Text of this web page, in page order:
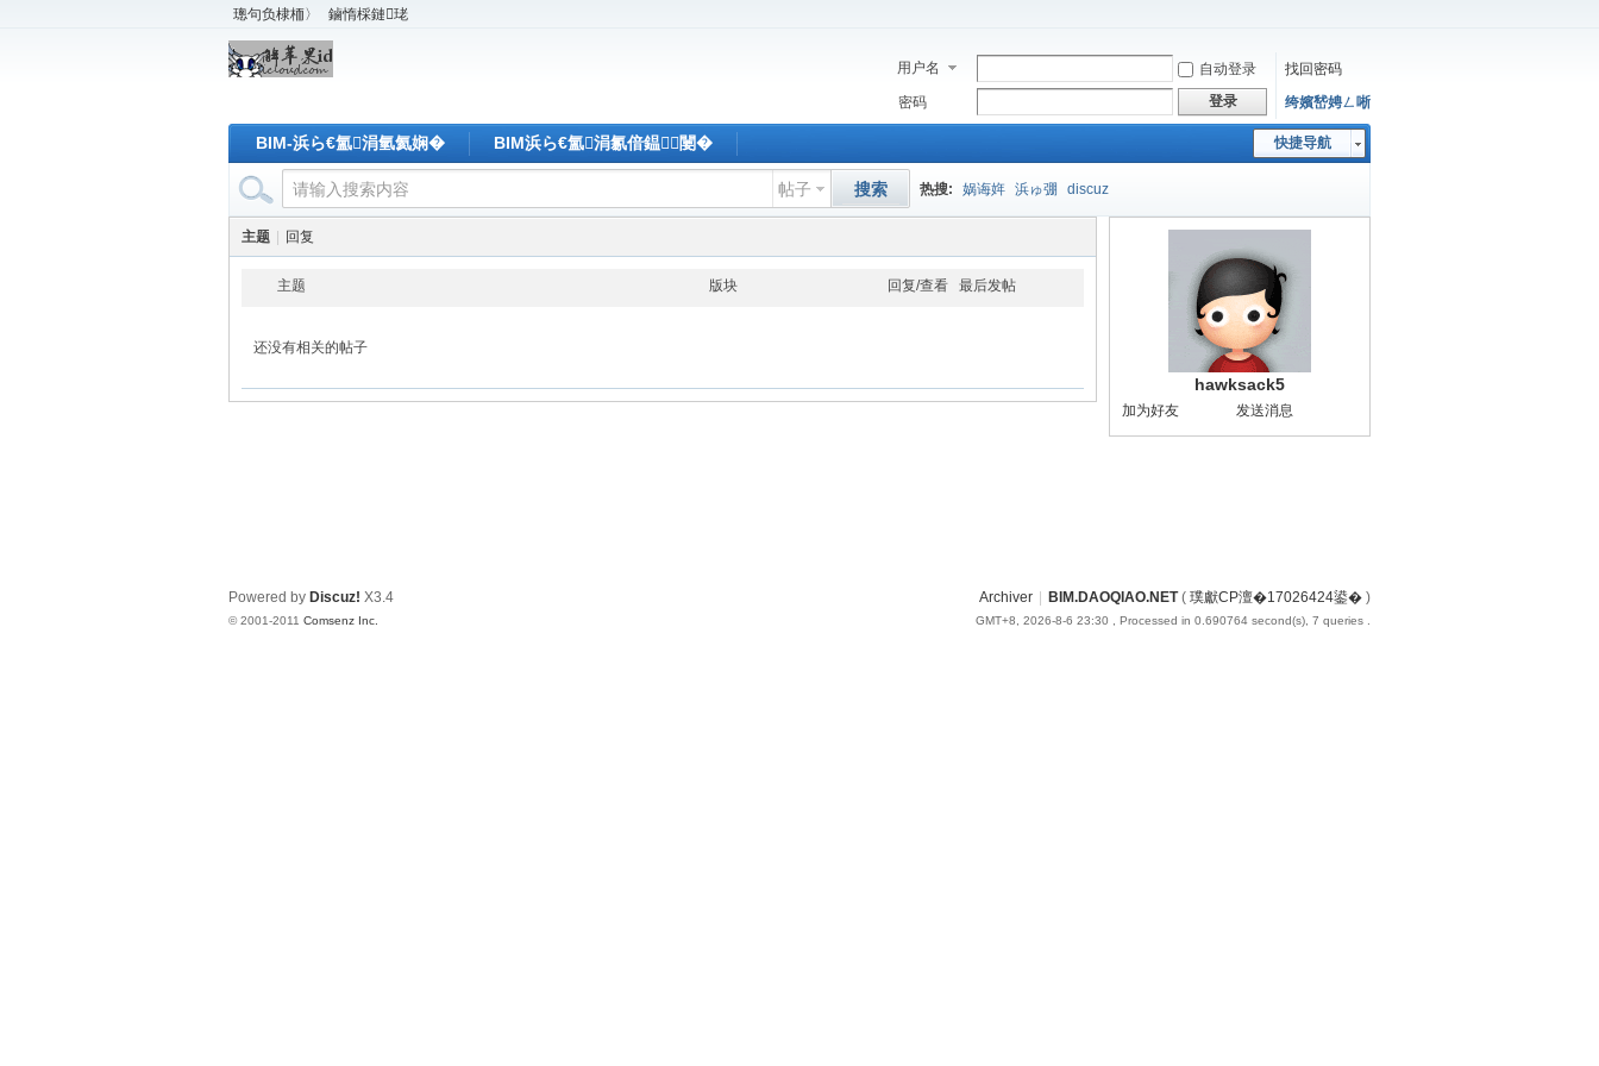
璁句负棣栭〉 鏀惰棌鏈珯
用户名 自动登录
找回密码
密码
登录 绔嬪嵆娉ㄥ唽
快捷导航
BIM-浜ら€氳涓氫氦娴� BIM浜ら€氳涓氱偣鎾闄�
帖子 搜索 热搜: 娲诲姩 浜ゅ弸 discuz
主题 回复
主题 版块 回复/查看 最后发帖
还没有相关的帖子
hawksack5
加为好友 发送消息
Archiver BIM.DAOQIAO.NET( 璞獻CP澶�17026424鍙� )
GMT+8, 2026-8-6 23:30 , Processed in 0.690764 second(s), 7 queries .
Powered by Discuz! X3.4
© 2001-2011 Comsenz Inc.